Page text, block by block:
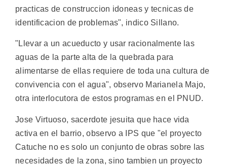
practicas de construccion idoneas y tecnicas de
identificacion de problemas", indico Sillano.
"Llevar a un acueducto y usar racionalmente las
aguas de la parte alta de la quebrada para
alimentarse de ellas requiere de toda una cultura de
convivencia con el agua", observo Marianela Majo,
otra interlocutora de estos programas en el PNUD.
Jose Virtuoso, sacerdote jesuita que hace vida
activa en el barrio, observo a IPS que "el proyecto
Catuche no es solo un conjunto de obras sobre las
necesidades de la zona, sino tambien un proyecto